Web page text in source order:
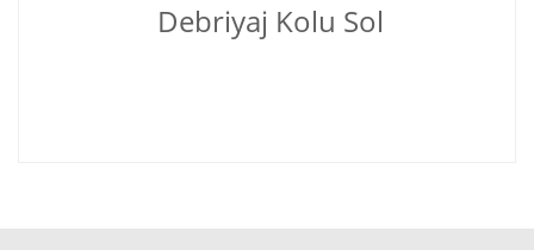
Debriyaj Kolu Sol